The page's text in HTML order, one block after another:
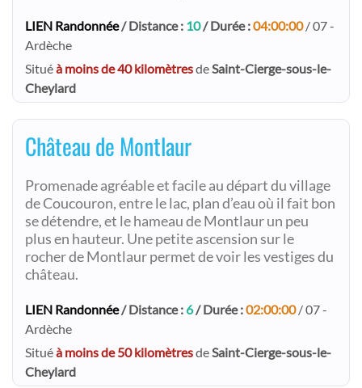
LIEN Randonnée/ Distance : 10/ Durée :04:00:00/ 07 -
Ardèche
Situéà moins de 40 kilomètresdeSaint-Cierge-sous-le-
Cheylard
Château de Montlaur
Promenade agréable et facile au départ du village
de Coucouron, entre le lac, plan d’eau où il fait bon
se détendre, et le hameau de Montlaur un peu
plus en hauteur. Une petite ascension sur le
rocher de Montlaur permet de voir les vestiges du
château.
LIEN Randonnée/ Distance : 6/ Durée :02:00:00/ 07 -
Ardèche
Situéà moins de 50 kilomètresdeSaint-Cierge-sous-le-
Cheylard